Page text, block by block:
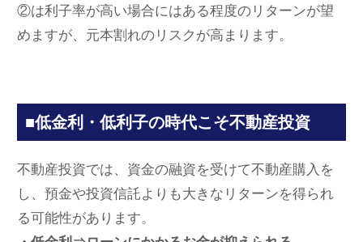
②は利子率が高い場合にはある程度のリターンが望
めますが、元本割れのリスクが高まります。
■低金利・低利子の時代こそ不動産投資
不動産投資では、資金の融資を受けて不動産購入を
し、預金や投資信託よりも大きなリターンを得られ
る可能性があります。